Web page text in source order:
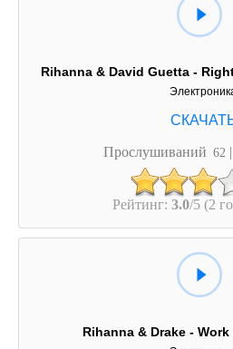
Rihanna & David Guetta -
Прослушиваний 62
Рейтинг: 3.0/5 (2
Rihanna & Drake - Work